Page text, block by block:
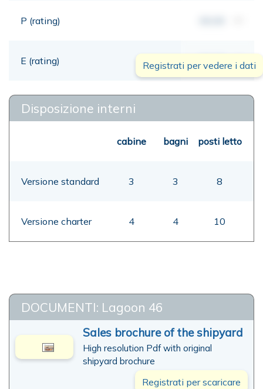
P (rating)
E (rating) 00,00 mt
Registrati per vedere i dati
Disposizione interni
cabine bagni posti letto
Versione standard 3 3 8
Versione charter 4 4 10
DOCUMENTI: Lagoon 46
Sales brochure of the shipyard
High resolution Pdf with original
shipyard brochure
Registrati per scaricare